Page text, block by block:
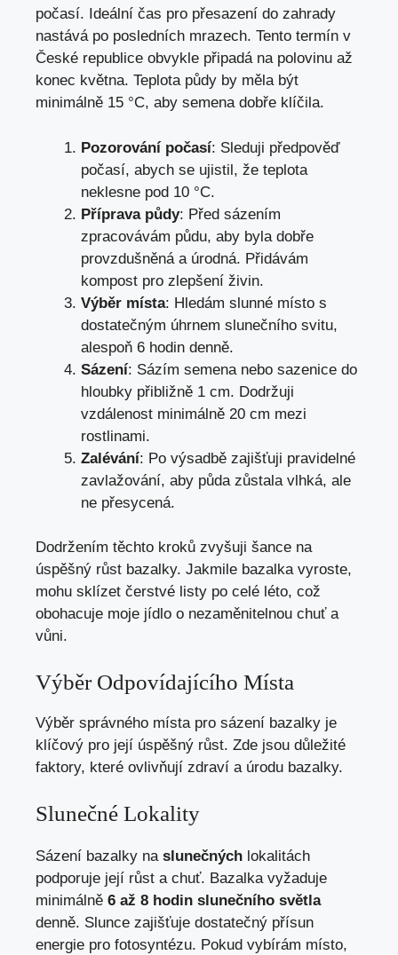
počasí. Ideální čas pro přesazení do zahrady
nastává po posledních mrazech. Tento termín v
České republice obvykle připadá na polovinu až
konec května. Teplota půdy by měla být
minimálně 15 °C, aby semena dobře klíčila.
Pozorování počasí: Sleduji předpověď
počasí, abych se ujistil, že teplota
neklesne pod 10 °C.
Příprava půdy: Před sázením
zpracovávám půdu, aby byla dobře
provzdušněná a úrodná. Přidávám
kompost pro zlepšení živin.
Výběr místa: Hledám slunné místo s
dostatečným úhrnem slunečního svitu,
alespoň 6 hodin denně.
Sázení: Sázím semena nebo sazenice do
hloubky přibližně 1 cm. Dodržuji
vzdálenost minimálně 20 cm mezi
rostlinami.
Zalévání: Po výsadbě zajišťuji pravidelné
zavlažování, aby půda zůstala vlhká, ale
ne přesycená.
Dodržením těchto kroků zvyšuji šance na
úspěšný růst bazalky. Jakmile bazalka vyroste,
mohu sklízet čerstvé listy po celé léto, což
obohacuje moje jídlo o nezaměnitelnou chuť a
vůni.
Výběr Odpovídajícího Místa
Výběr správného místa pro sázení bazalky je
klíčový pro její úspěšný růst. Zde jsou důležité
faktory, které ovlivňují zdraví a úrodu bazalky.
Slunečné Lokality
Sázení bazalky na slunečných lokalitách
podporuje její růst a chuť. Bazalka vyžaduje
minimálně 6 až 8 hodin slunečního světla
denně. Slunce zajišťuje dostatečný přísun
energie pro fotosyntézu. Pokud vybírám místo,